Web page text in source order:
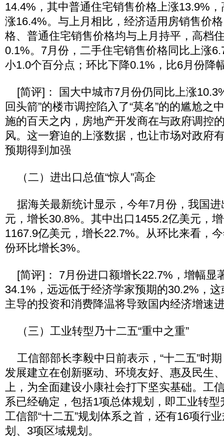
14.4%，其中普通住宅销售价格上涨13.9%
涨16.4%。与上月相比，经济适用房销售价
格、普通住宅销售价格均与上月持平，高档
0.1%。7月份，二手住宅销售价格同比上涨
小1.0个百分点；环比下降0.1%，比6月份降
[简评]： 国大中城市7月份仍同比上涨
回头箭”的楼市调控陷入了“莫名”的的尴尬之
施的百天之内，房地产开发商在与政府调控
风。这一窘迫的上涨数据，也让市场对政府
预期得到加强
（二）进出口总值“惊人”高企
据海关最新统计显示，今年7月份，我国进
元，增长30.8%。其中出口1455.2亿美元，
1167.9亿美元，增长22.7%。从环比来看，
份环比增长3%。
[简评]： 7月份进口额增长22.7%，增幅显
34.1%，远远低于经济学家预期的30.2%，
主导的投资和消费降温将导致国内经济增速
（三）工业转型乃十二五“重中之重”
工信部部长李毅中日前表示，“十二五”时
发展建立在创新驱动、环境友好、惠及民生
上，为全面建设小康社会打下坚实基础。工
系已经确定，包括1项总体规划，即工业转
工信部“十二五”规划体系之首，还有16项行
划、3项区域规划。